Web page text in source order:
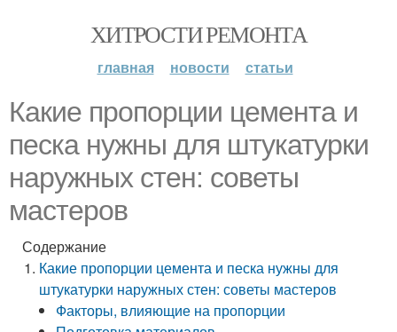
ХИТРОСТИ РЕМОНТА
главная новости статьи
Какие пропорции цемента и
песка нужны для штукатурки
наружных стен: советы
мастеров
Содержание
Какие пропорции цемента и песка нужны для
штукатурки наружных стен: советы мастеров
Факторы, влияющие на пропорции